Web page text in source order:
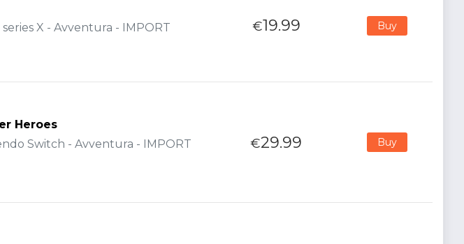
X - Avventura - IMPORT
€19.99 Buy
Heroes
Switch - Avventura - IMPORT
€29.99 Buy